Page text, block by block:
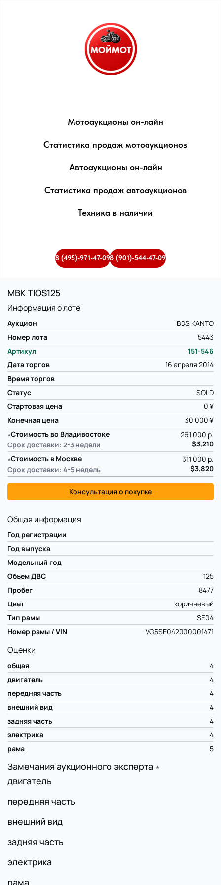
Мотоаукционы он-лайн
Статистика продаж мотоаукционов
Автоаукционы он-лайн
Статистика продаж автоаукционов
Техника в наличии
8 (495)-971-47-098 (901)-544-47-09
MBK TIOS125
Информация о лоте
Аукцион
BDS KANTO
Номер лота
5443
Артикул
151-546
Дата торгов
16 апреля 2014
Время торгов
Статус
SOLD
Стартовая цена
0 ¥
Конечная цена
30 000 ¥
∗Стоимость во Владивостоке
Срок доставки: 2-3 недели
261 000 р.
$3,210
∗Стоимость в Москве
Срок доставки: 4-5 недель
311 000 р.
$3,820
Консультация о покупке
Общая информация
Год регистрации
Год выпуска
Модельный год
Объем ДВС
125
Пробег
8477
Цвет
коричневый
Тип рамы
SE04
Номер рамы / VIN
VG5SE042000001471
Оценки
общая
4
двигатель
4
передняя часть
4
внешний вид
4
задняя часть
4
электрика
4
рама
5
Замечания аукционного эксперта ∗
двигатель
передняя часть
внешний вид
задняя часть
электрика
рама